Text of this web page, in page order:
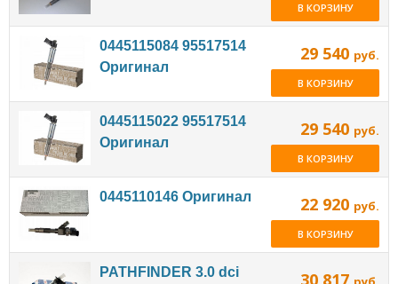
В КОРЗИНУ
0445115084 95517514
Оригинал
29 540 руб.
В КОРЗИНУ
0445115022 95517514
Оригинал
29 540 руб.
В КОРЗИНУ
0445110146 Оригинал 22 920 руб.
В КОРЗИНУ
PATHFINDER 3.0 dci
30 817